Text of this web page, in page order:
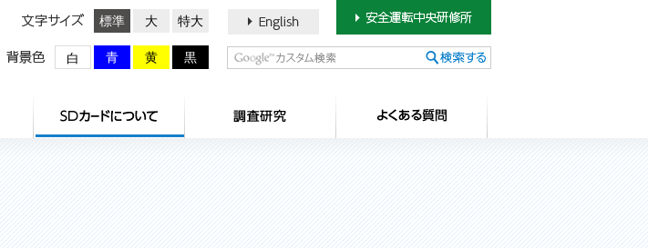
文字サイズ
標準 大 特大
背景色
白 青 黄 黒